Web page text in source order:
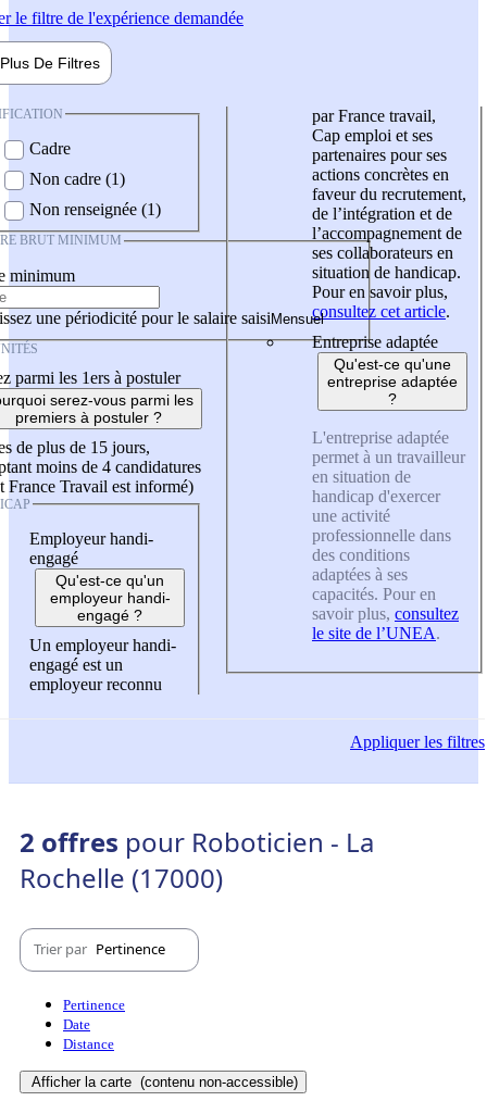
le filtre de l'expérience demandée
Plus De Filtres
Cadre
Non cadre (1)
Non renseignée (1)
BRUT MINIMUM
minimum
une périodicité pour le salaire saisi
parmi les 1ers à postuler
serez-vous parmi les
premiers à postuler ?
de plus de 15 jours,
moins de 4 candidatures
France Travail est informé)
Employeur handi-
engagé
Qu'est-ce qu'un
employeur handi-
engagé ?
Un employeur handi-
engagé est un
employeur reconnu
par France travail,
Cap emploi et ses
partenaires pour ses
actions concrètes en
faveur du recrutement,
de l’intégration et de
l’accompagnement de
ses collaborateurs en
situation de handicap.
Pour en savoir plus,
consultez cet article.
Entreprise adaptée
Qu'est-ce qu'une
entreprise adaptée
?
L'entreprise adaptée
permet à un travailleur
en situation de
handicap d'exercer
une activité
professionnelle dans
des conditions
adaptées à ses
capacités. Pour en
savoir plus, consultez
le site de l’UNEA.
Appliquerles filtres
2 offres pour Roboticien - La
Rochelle (17000)
Trier par Pertinence
Pertinence
Date
Distance
Afficher la carte (contenu non-accessible)